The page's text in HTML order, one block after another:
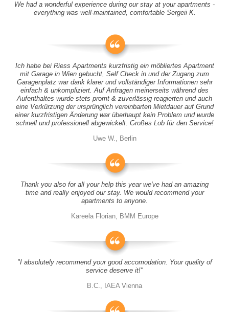
We had a wonderful experience during our stay at your apartments -
everything was well-maintained, comfortable Sergeii K.
Ich habe bei Riess Apartments kurzfristig ein möbliertes Apartment
mit Garage in Wien gebucht, Self Check in und der Zugang zum
Garagenplatz war dank klarer und vollständiger Informationen sehr
einfach & unkompliziert. Auf Anfragen meinerseits während des
Aufenthaltes wurde stets promt & zuverlässig reagierten und auch
eine Verkürzung der ursprünglich vereinbarten Mietdauer auf Grund
einer kurzfristigen Änderung war überhaupt kein Problem und wurde
schnell und professionell abgewickelt. Großes Lob für den Service!
Uwe W., Berlin
Thank you also for all your help this year we've had an amazing
time and really enjoyed our stay. We would recommend your
apartments to anyone.
Kareela Florian, BMM Europe
"I absolutely recommend your good accomodation. Your quality of
service deserve it!"
B.C., IAEA Vienna